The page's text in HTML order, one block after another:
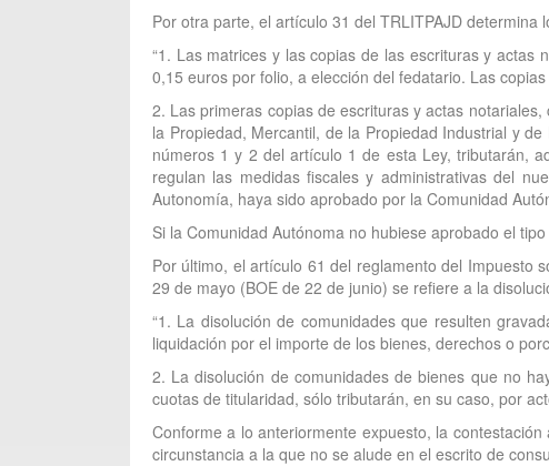
Por otra parte, el artículo 31 del TRLITPAJD determina
“1. Las matrices y las copias de las escrituras y
0,15 euros por folio, a elección del fedatario. Las
2. Las primeras copias de escrituras y actas
la Propiedad, Mercantil, de la Propiedad Industrial y
números 1 y 2 del artículo 1 de esta Ley, tributarán,
regulan las medidas fiscales y administrativas del
Autonomía, haya sido aprobado por la Comunidad
Si la Comunidad Autónoma no hubiese aprobado el
Por último, el artículo 61 del reglamento del Impuesto
29 de mayo (BOE de 22 de junio) se refiere a la
“1. La disolución de comunidades que resulten
liquidación por el importe de los bienes, derechos o
2. La disolución de comunidades de bienes que no
cuotas de titularidad, sólo tributarán, en su caso, por
Conforme a lo anteriormente expuesto, la
circunstancia a la que no se alude en el escrito de